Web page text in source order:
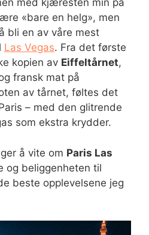
med kjæresten min på
«bare en helg», men
bli en av våre mest
Las Vegas. Fra det første
kopien av Eiffeltårnet,
fransk mat på
av tårnet, føltes det
– med den glitrende
som ekstra krydder.
å vite om Paris Las
og beliggenheten til
beste opplevelsene jeg